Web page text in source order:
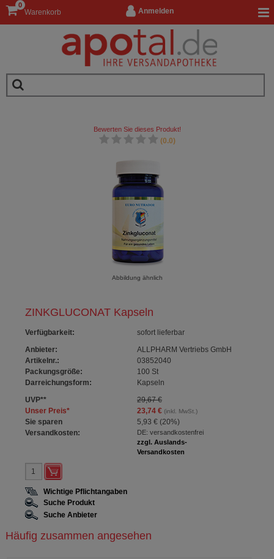
Anmelden
Warenkorb
0
ZINKGLUCONAT Kapseln
Verfügbarkeit:
sofort lieferbar
Anbieter:
ALLPHARM Vertriebs GmbH
Artikelnr.:
03852040
Packungsgröße:
100 St
Darreichungsform:
Kapseln
UVP**
29,67 €
Unser Preis* 23,74 €(inkl. MwSt.)
Sie sparen 5,93 € (20%)
Versandkosten:
DE: versandkostenfrei
zzgl. Auslands-
Versandkosten
Bewerten Sie dieses Produkt!
(0.0)
Abbildung ähnlich
Wichtige Pflichtangaben
Suche Produkt
Suche Anbieter
Häufig zusammen angesehen